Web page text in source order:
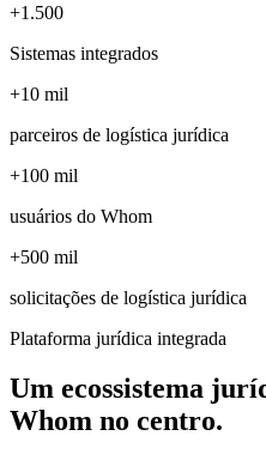
+1 .500
Sistemas integrados
+10 mil
parceiros de logística jurídica
+100 mil
usuários do Whom
+500 mil
solicitações de logística jurídica
Plataforma jurídica integrada
Um ecossistema
Whom no centro.